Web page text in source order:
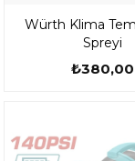
Würth Klima
Spreyi
₺380,00